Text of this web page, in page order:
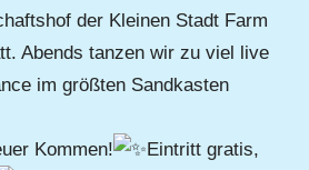
der Kleinen Stadt Farm
Abends tanzen wir zu viel live
im größten Sandkasten
Kommen!
Eintritt gratis,